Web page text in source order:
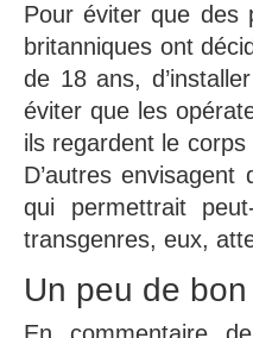
Pour éviter que des
britanniques ont
de 18 ans,
éviter que les
ils regardent le
D’autres
qui permettrait
transgenres, eux,
Un peu de